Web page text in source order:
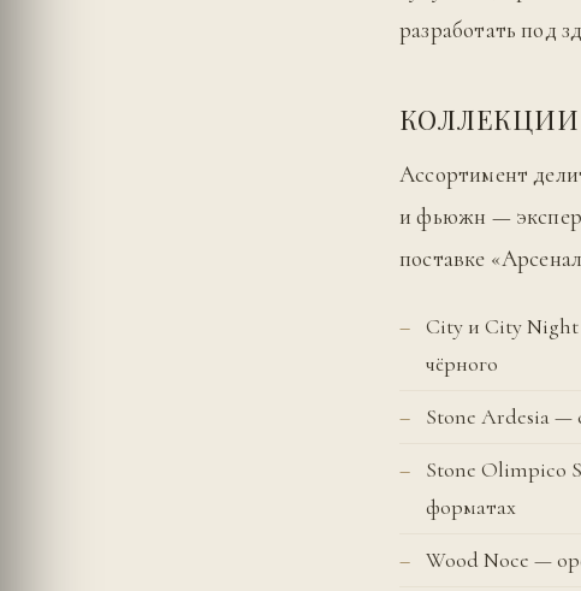
разработать под
КОЛЛЕКЦИИ
Ассортимент
и фьюжн —
поставке
City и City Night
чёрного
Stone Ardesia —
Stone Olimpico
форматах
Wood Noce —